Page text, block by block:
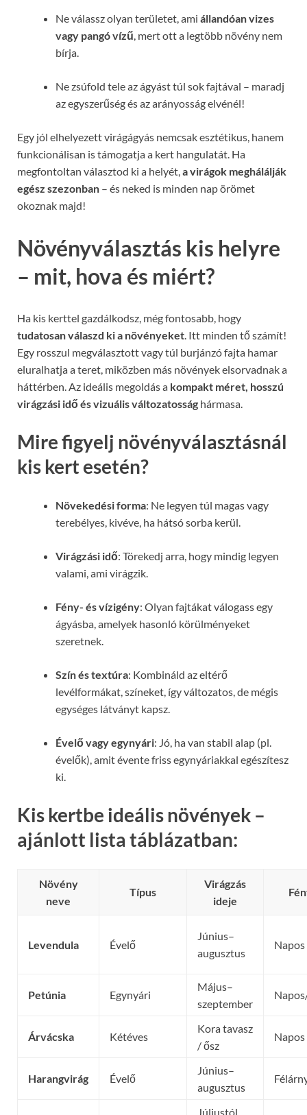
Ne válassz olyan területet, ami állandóan vizes
vagy pangó vízű , mert ott a legtöbb növény nem
bírja.
Ne zsúfold tele az ágyást túl sok fajtával – maradj
az egyszerűség és az arányosság elvénél!
Egy jól elhelyezett virágágyás nemcsak esztétikus, hanem
funkcionálisan is támogatja a kert hangulatát. Ha
megfontoltan választod ki a helyét, a virágok meghálálják
egész szezonban – és neked is minden nap örömet
okoznak majd!
Növényválasztás kis helyre
– mit, hova és miért?
Ha kis kerttel gazdálkodsz, még fontosabb, hogy
tudatosan válaszd ki a növényeket. Itt minden tő számít!
Egy rosszul megválasztott vagy túl burjánzó fajta hamar
eluralhatja a teret, miközben más növények elsorvadnak a
háttérben. Az ideális megoldás a kompakt méret, hosszú
virágzási idő és vizuális változatosság hármasa.
Mire figyelj növényválasztásnál
kis kert esetén?
Növekedési forma: Ne legyen túl magas vagy
terebélyes, kivéve, ha hátsó sorba kerül.
Virágzási idő: Törekedj arra, hogy mindig legyen
valami, ami virágzik.
Fény- és vízigény: Olyan fajtákat válogass egy
ágyásba, amelyek hasonló körülményeket
szeretnek.
Szín és textúra: Kombináld az eltérő
levélformákat, színeket, így változatos, de mégis
egységes látványt kapsz.
Évelő vagy egynyári: Jó, ha van stabil alap (pl.
évelők), amit évente friss egynyáriakkal egészítesz
ki.
Kis kertbe ideális növények –
ajánlott lista táblázatban:
Növény
neve
Típus
Virágzás
ideje
Levendula Évelő
Június–
augusztus
Napos
Petúnia Egynyári
Május–
szeptember
Árvácska Kétéves
Kora tavasz
/ ősz
Napos
Harangvirág Évelő
Június–
augusztus
Júliustól